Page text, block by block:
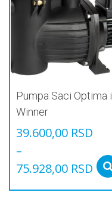
Pumpa Saci Optima i
Winner
39.600,00 RSD
–
75.928,00 RSD